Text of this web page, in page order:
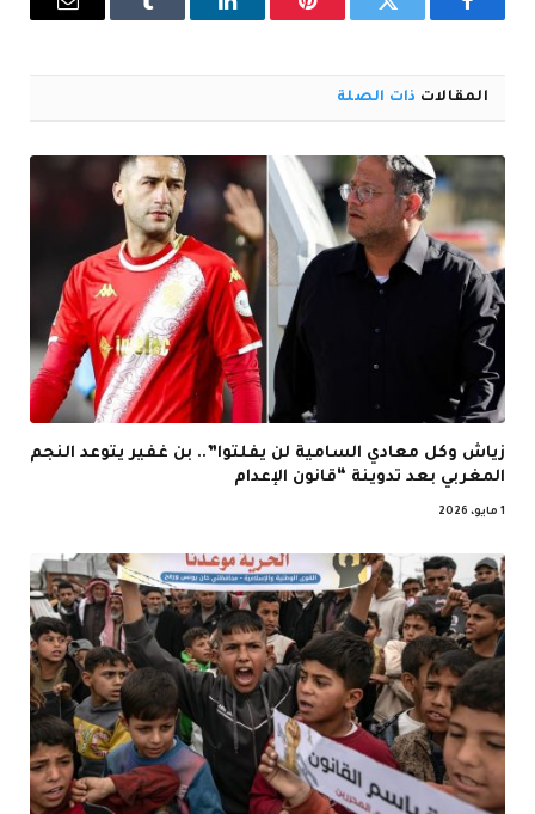
فيسبوك تويتر بينتيريستلينكدإن Tumblr
البريد
المقالات ذات الصلة
زياش وكل معادي السامية لن يفلتوا”.. بن غفير يتوعد النجم
المغربي بعد تدوينة “قانون الإعدام
1 مايو، 2026